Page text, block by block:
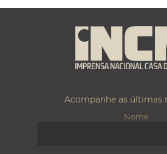
Acompanhe as últimas
Nome